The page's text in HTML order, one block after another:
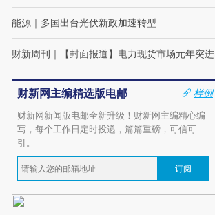
能源 ｜ 多国出台光伏新政加速转型
财新周刊 ｜ 【封面报道】电力现货市场元年突进
财新网主编精选版电邮
样例
财新网新闻版电邮全新升级！财新网主编精心编
写，每个工作日定时投递，篇篇重磅，可信可
引。
订阅